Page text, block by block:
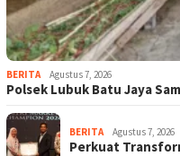
BERITA Agustus 7, 2026
Polsek Lubuk Batu Jaya
BERITA Agustus 7, 2026
Perkuat